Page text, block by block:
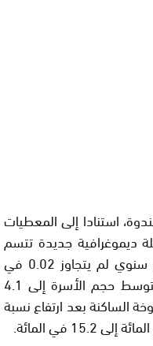
استنادا إلى المعطيات
مرحلة ديموغرافية جديدة تتسم
ببطء النمو الديموغرافي (معدل نمو سنوي لم يتجاوز 0.02 في
المائة)، وتراجع الخصوبة، وانخفاض متوسط حجم الأسرة إلى 4.1
الساكنة بعد ارتفاع نسبة